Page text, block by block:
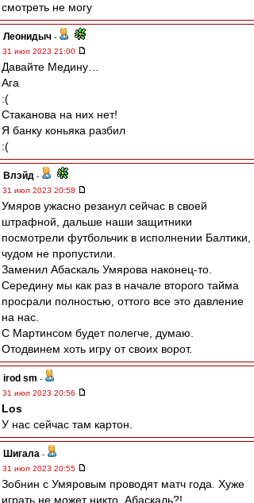
смотреть не могу
Леонидыч -
31 июл 2023 21:00
Давайте Медину…
Ага
:(
Стаканова на них нет!
Я банку коньяка разбил
:(
Влэйд -
31 июл 2023 20:58
Умяров ужасно резанул сейчас в своей
штрафной, дальше наши защитники
посмотрели футбольчик в исполнении Балтики,
чудом не пропустили.
Заменил Абаскаль Умярова наконец-то.
Середину мы как раз в начале второго тайма
просрали полностью, оттого все это давление
на нас.
С Мартинсом будет полегче, думаю.
Отодвинем хоть игру от своих ворот.
irod sm -
31 июл 2023 20:56
Los
У нас сейчас там картон.
Шигала -
31 июл 2023 20:55
Зобнин с Умяровым проводят матч года. Хуже
играть не может никто. Абаскаль?!